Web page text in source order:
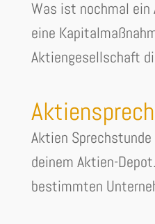
Was ist nochmal
eine
Aktiengesellschaft
Aktien
deinem Aktien-
bestimmten